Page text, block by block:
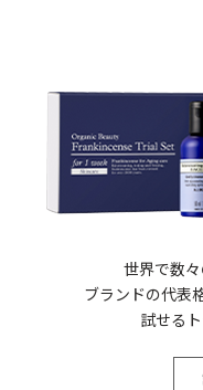
世界で数
ブランドの代表
試せる